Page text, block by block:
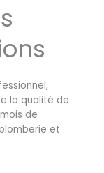
la qualité de
de
et